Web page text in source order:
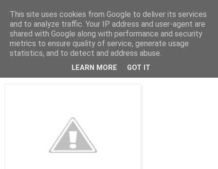
Cealalta realitate
marți, martie 21, 2006
Poiana cu zapada
This site uses cookies from Google to deliver its services
and to analyze traffic. Your IP address and user-agent are
shared with Google along with performance and security
metrics to ensure quality of service, generate usage
statistics, and to detect and address abuse.
LEARN MORE GOT IT